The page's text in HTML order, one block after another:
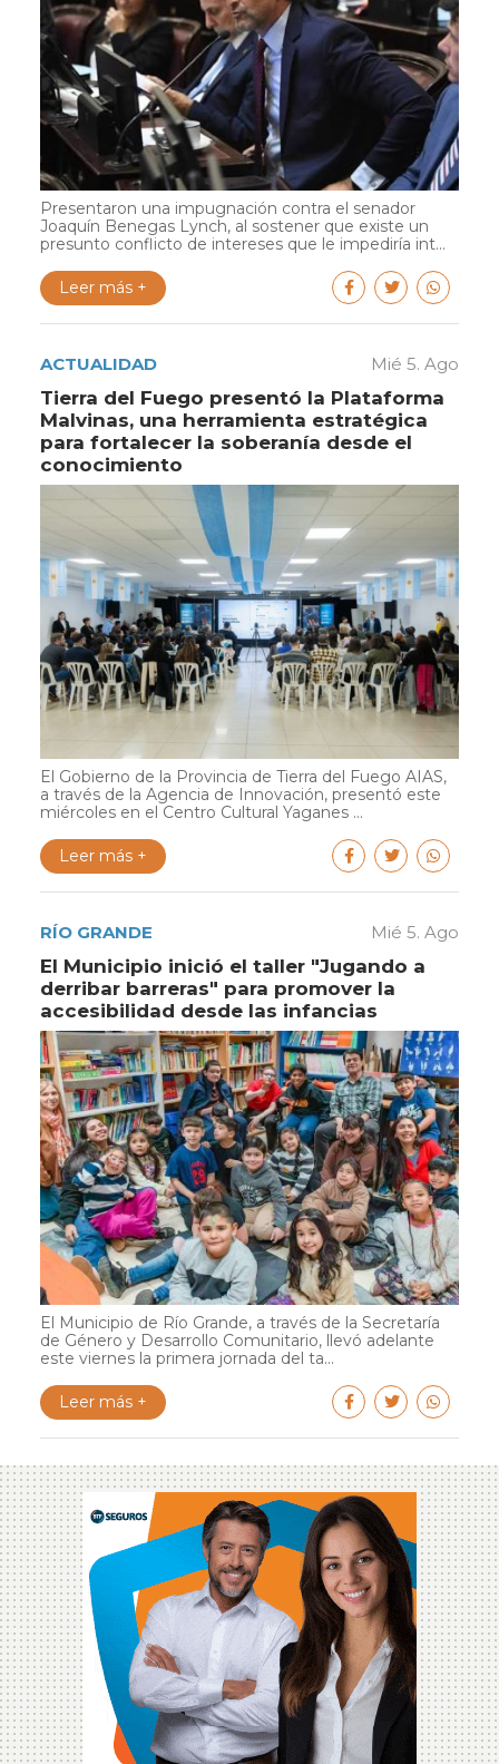
Presentaron una impugnación contra el senador
Joaquín Benegas Lynch, al sostener que existe un
presunto conflicto de intereses que le impediría int...
Leer más +
ACTUALIDAD Mié 5. Ago
Tierra del Fuego presentó la Plataforma
Malvinas, una herramienta estratégica
para fortalecer la soberanía desde el
conocimiento
El Gobierno de la Provincia de Tierra del Fuego AIAS,
a través de la Agencia de Innovación, presentó este
miércoles en el Centro Cultural Yaganes ...
Leer más +
RÍO GRANDE Mié 5. Ago
El Municipio inició el taller "Jugando a
derribar barreras" para promover la
accesibilidad desde las infancias
El Municipio de Río Grande, a través de la Secretaría
de Género y Desarrollo Comunitario, llevó adelante
este viernes la primera jornada del ta...
Leer más +